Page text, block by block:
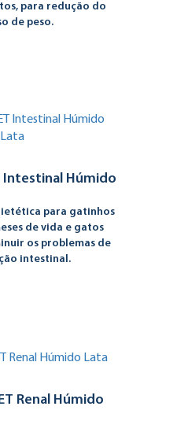
para redução do
de peso.
Intestinal Húmido
para gatinhos
de vida e gatos
os problemas de
intestinal.
Renal Húmido